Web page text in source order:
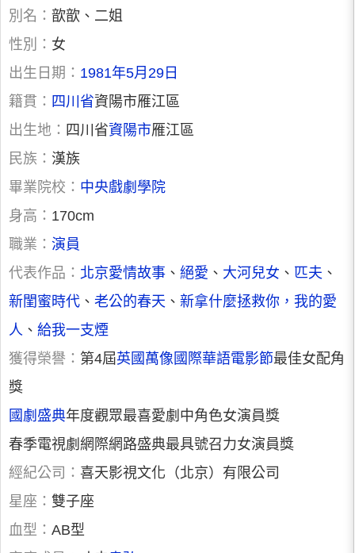
別名： 歆歆、二姐
性別： 女
出生日期： 1981年5月29日
籍貫： 四川省資陽市雁江區
出生地： 四川省資陽市雁江區
民族： 漢族
畢業院校： 中央戲劇學院
身高： 170cm
職業： 演員
代表作品： 北京愛情故事 、 絕愛 、 大河兒女 、 匹夫 、
新閨蜜時代 、 老公的春天 、 新拿什麼拯救你，我的愛
人 、 給我一支煙
獲得榮譽： 第4屆英國萬像國際華語電影節最佳女配角
獎
國劇盛典年度觀眾最喜愛劇中角色女演員獎
春季電視劇網際網路盛典最具號召力女演員獎
經紀公司： 喜天影視文化（北京）有限公司
星座： 雙子座
血型： AB型